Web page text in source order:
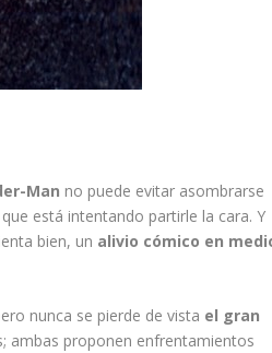
Man no puede evitar asombrarse
está intentando partirle la cara. Y
bien, un alivio cómico en
nunca se pierde de vista el gran
ambas proponen enfrentamientos